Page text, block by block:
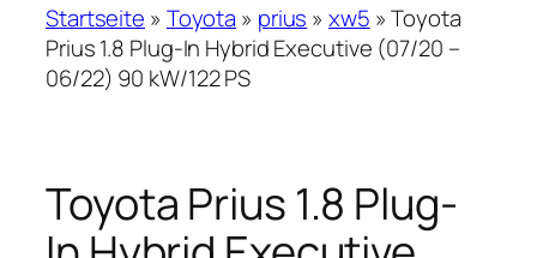
Startseite » Toyota » prius »xw5 »Toyota
Prius 1.8 Plug-In Hybrid Executive (07/20 –
06/22) 90 kW/122 PS
Toyota Prius 1.8 Plug-